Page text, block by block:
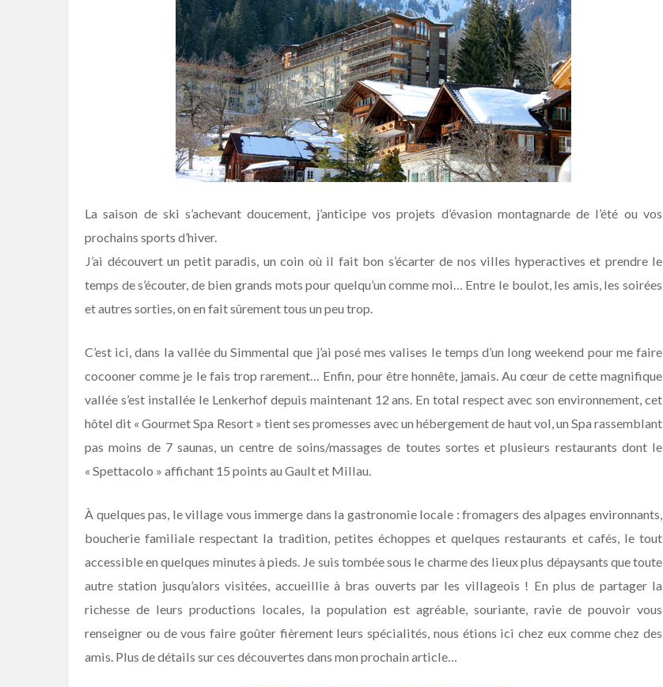
La saison de ski s’achevant doucement, j’anticipe vos projets d’évasion montagnarde de l’été ou vos
prochains sports d’hiver.
J’ai découvert un petit paradis, un coin où il fait bon s’écarter de nos villes hyperactives et prendre le
temps de s’écouter, de bien grands mots pour quelqu’un comme moi… Entre le boulot, les amis, les soirées
et autres sorties, on en fait sûrement tous un peu trop.
C’est ici, dans la vallée du Simmental que j’ai posé mes valises le temps d’un long weekend pour me faire
cocooner comme je le fais trop rarement… Enfin, pour être honnête, jamais. Au cœur de cette magnifique
vallée s’est installée le Lenkerhof depuis maintenant 12 ans. En total respect avec son environnement, cet
hôtel dit « Gourmet Spa Resort » tient ses promesses avec un hébergement de haut vol, un Spa rassemblant
pas moins de 7 saunas, un centre de soins/massages de toutes sortes et plusieurs restaurants dont le
« Spettacolo » affichant 15 points au Gault et Millau.
À quelques pas, le village vous immerge dans la gastronomie locale : fromagers des alpages environnants,
boucherie familiale respectant la tradition, petites échoppes et quelques restaurants et cafés, le tout
accessible en quelques minutes à pieds. Je suis tombée sous le charme des lieux plus dépaysants que toute
autre station jusqu’alors visitées, accueillie à bras ouverts par les villageois ! En plus de partager la
richesse de leurs productions locales, la population est agréable, souriante, ravie de pouvoir vous
renseigner ou de vous faire goûter fièrement leurs spécialités, nous étions ici chez eux comme chez des
amis. Plus de détails sur ces découvertes dans mon prochain article…